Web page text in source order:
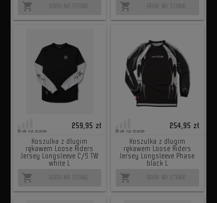
shopping_cart BRAK NA STANIE shopping_cart BRAK NA STANIE
Brak na stanie
259,95 zł
Koszulka z długim
rękawem Loose Riders
Jersey Longsleeve C/S TW
white L
shopping_cart BRAK NA STANIE
Brak na stanie
254,95 zł
Koszulka z długim
rękawem Loose Riders
Jersey Longsleeve Phase
black L
shopping_cart BRAK NA STANIE